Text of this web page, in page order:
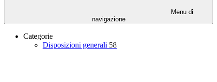
Menu di
navigazione
Categorie
Disposizioni generali 58